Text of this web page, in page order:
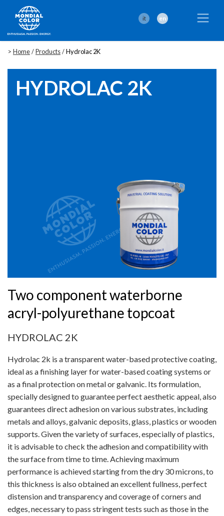
it en
> Home/Products/Hydrolac 2K
HYDROLAC 2K
Two component waterborne
acryl-polyurethane topcoat
HYDROLAC 2K
Hydrolac 2k is a transparent water-based protective coating,
ideal as a finishing layer for water-based coating systems or
as a final protection on metal or galvanic. Its formulation,
specially designed to guarantee perfect aesthetic appeal, also
guarantees direct adhesion on various substrates, including
metals and alloys, galvanic deposits, glass, plastics or wooden
supports. Given the variety of surfaces, especially of plastics,
it is advisable to check the adhesion and compatibility with
the surface from time to time. Achieving maximum
performance is achieved starting from the dry 30 microns, to
this thickness is also obtained an excellent fullness, perfect
distension and transparency and coverage of corners and
edges, necessary to pass stringent tests such as those in the